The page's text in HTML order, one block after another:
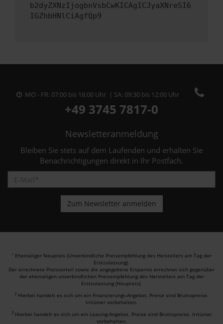
b2dyZXNzIjogbnVsbCwKICAgICJyaXNreSI6
IGZhbHNlCiAgfQp9
MO - FR: 07:00 bis 18:00 Uhr | SA: 09:30 bis 12:00 Uhr
+49 3745 7817-0
Newsletteranmeldung
Bleiben Sie stets auf dem Laufenden und erhalten Sie
Benachrichtigungen direkt in Ihr Postfach.
1 Ehemaliger Neupreis (Unverbindliche Preisempfehlung des Herstellers am Tag der
Erstzulassung).
Der errechnete Preisvorteil sowie die angegebene Ersparnis errechnet sich gegenüber
der ehemaligen unverbindlichen Preisempfehlung des Herstellers am Tag der
Erstzulassung (Neupreis).
2 Hierbei handelt es sich um ein Finanzierungs-Angebot. Preise sind Bruttopreise.
Irrtümer vorbehalten.
3 Hierbei handelt es sich um ein Leasing-Angebot. Preise sind Bruttopreise. Irrtümer
vorbehalten.